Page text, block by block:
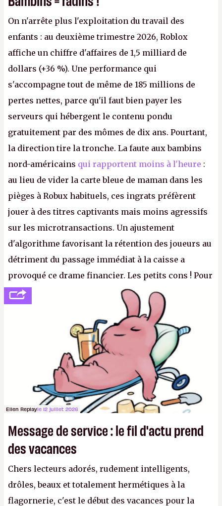
On n'arrête plus l'exploitation du travail des
enfants : au deuxième trimestre 2026, Roblox
affiche un chiffre d'affaires de 1,5 milliard de
dollars (+36 %). Une performance qui
s'accompagne tout de même de 185 millions de
pertes nettes, parce qu'il faut bien payer les
serveurs qui hébergent le contenu pondu
gratuitement par des mômes de dix ans. Pourtant,
la direction tire la tronche. La faute aux bambins
nord-américains qui rapportent moins à l'heure :
au lieu de vider la carte bleue de maman dans les
pièges à Robux habituels, ces ingrats préfèrent
jouer à des titres captivants mais moins agressifs
sur les microtransactions. Un ajustement
d'algorithme favorisant la rétention des joueurs au
détriment du passage immédiat à la caisse a
provoqué ce drame financier. Les petits cons ! Pour
se consoler, le PDG David Baszucki peut compter
sur le déblocage du jeu en Russie et l'explosion des
joueurs majeurs (+32 %). L'avenir appartient donc
aux adultes, qui ne sont jamais que des enfants
avec du pouvoir d'achat.P.
Ellen Replayle 12 juillet 2026
Message de service : le fil d'actu prend
des vacances
Chers lecteurs adorés, rudement intelligents,
drôles, beaux et totalement hermétiques à la
flagornerie, c'est le début des vacances pour la